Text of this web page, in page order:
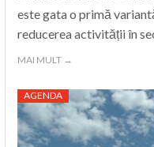
este gata o primă
reducerea activității în
MAI MULT →
AGENDA